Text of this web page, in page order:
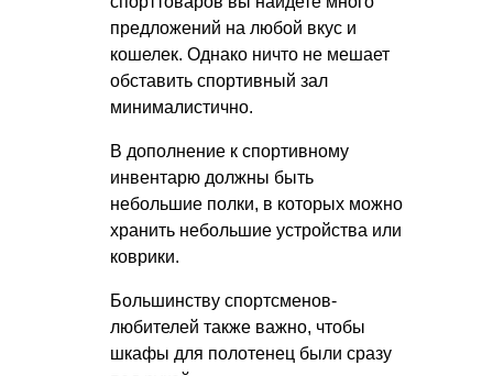
предложений на любой вкус и
кошелек. Однако ничто не мешает
обставить спортивный зал
минималистично.
В дополнение к спортивному
инвентарю должны быть
небольшие полки, в которых можно
хранить небольшие устройства или
коврики.
Большинству спортсменов-
любителей также важно, чтобы
шкафы для полотенец были сразу